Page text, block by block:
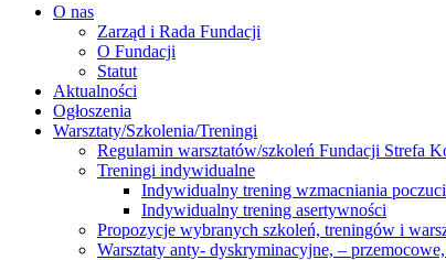
O nas
Zarząd i Rada Fundacji
O Fundacji
Statut
Aktualności
Ogłoszenia
Warsztaty/Szkolenia/Treningi
Regulamin warsztatów/szkoleń Fundacji Strefa
Treningi indywidualne
Indywidualny trening wzmacniania
Indywidualny trening asertywności
Propozycje wybranych szkoleń, treningów i
Warsztaty anty- dyskryminacyjne, –